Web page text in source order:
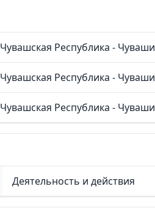
Чувашская Республика -
Чувашская Республика -
Чувашская Республика -
Деятельность и действия